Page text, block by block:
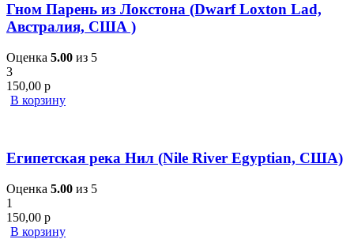
Гном Парень из Локстона (Dwarf Loxton Lad,
Австралия, США )
Оценка 5.00 из 5
3
150,00 р
В корзину
Египетская река Нил (Nile River Egyptian, США)
Оценка 5.00 из 5
1
150,00 р
В корзину